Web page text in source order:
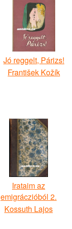
Jó reggelt, Párizs!
František Kožík
Irataim az
emigráczióból 2.
Kossuth Lajos